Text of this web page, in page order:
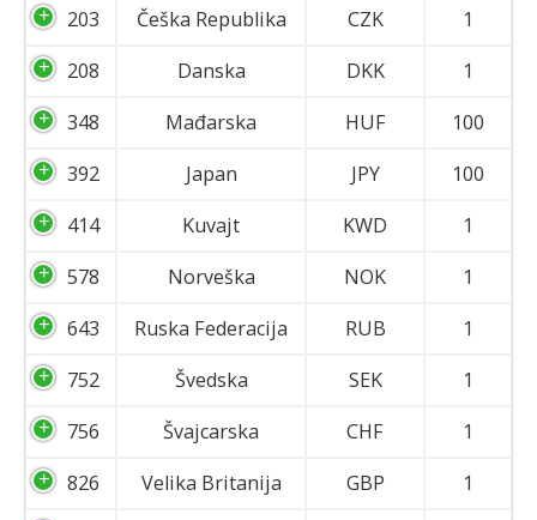
203
Češka Republika CZK
1
208
Danska DKK
1
348
Mađarska HUF
100
392
Japan JPY
100
414
Kuvajt KWD
1
578
Norveška NOK
1
643
Ruska Federacija RUB
1
752
Švedska SEK
1
756
Švajcarska CHF
1
826
Velika Britanija GBP
1